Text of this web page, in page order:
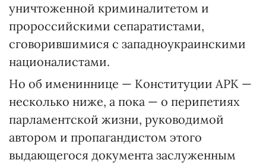
уничтоженной криминалитетом и
пророссийскими сепаратистами,
сговорившимися с западноукраинскими
националистами.
Но об имениннице — Конституции АРК —
несколько ниже, а пока — о перипетиях
парламентской жизни, руководимой
автором и пропагандистом этого
выдающегося документа заслуженным